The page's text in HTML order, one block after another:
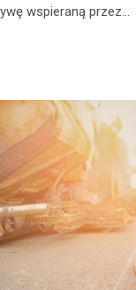
wspieraną przez…